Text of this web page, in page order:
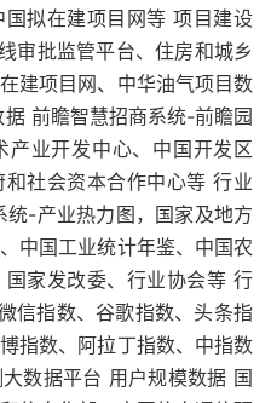
拟在建项目网等 项目建设
审批监管平台、住房和城乡
建项目网、中华油气项目数
前瞻智慧招商系统-前瞻园
产业开发中心、中国开发区
社会资本合作中心等 行业
统-产业热力图，国家及地方
中国工业统计年鉴、中国农
家发改委、行业协会等 行
信指数、谷歌指数、头条指
指数、阿拉丁指数、中指数
数据平台 用户规模数据 国